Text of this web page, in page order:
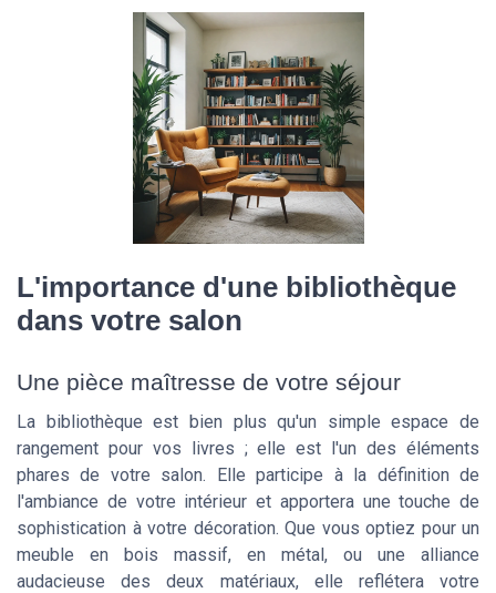
L'importance d'une bibliothèque
dans votre salon
Une pièce maîtresse de votre séjour
La bibliothèque est bien plus qu'un simple espace de
rangement pour vos livres ; elle est l'un des éléments
phares de votre salon. Elle participe à la définition de
l'ambiance de votre intérieur et apportera une touche de
sophistication à votre décoration. Que vous optiez pour un
meuble en bois massif, en métal, ou une alliance
audacieuse des deux matériaux, elle reflétera votre